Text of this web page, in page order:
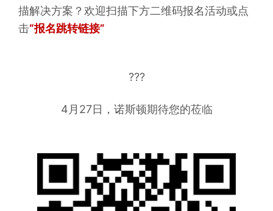
描解决方案？欢迎扫描下方二维码报名活动或点
击“报名跳转链接”
???
4月27日，诺斯顿期待您的莅临